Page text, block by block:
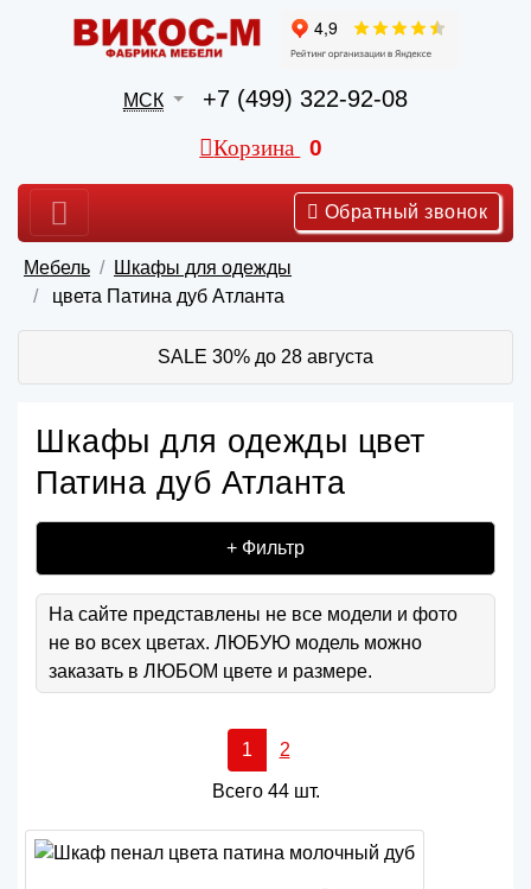
МСК +7 (499) 322-92-08
Корзина 0
Обратный звонок
Мебель
Шкафы для одежды
цвета Патина дуб Атланта
SALE 30% до 28 августа
Шкафы для одежды цвет
Патина дуб Атланта
+ Фильтр
На сайте представлены не все модели и фото
не во всех цветах. ЛЮБУЮ модель можно
заказать в ЛЮБОМ цвете и размере.
1 2
Всего 44 шт.